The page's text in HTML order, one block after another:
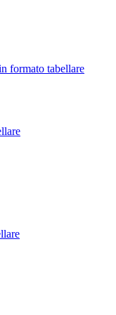
formato tabellare